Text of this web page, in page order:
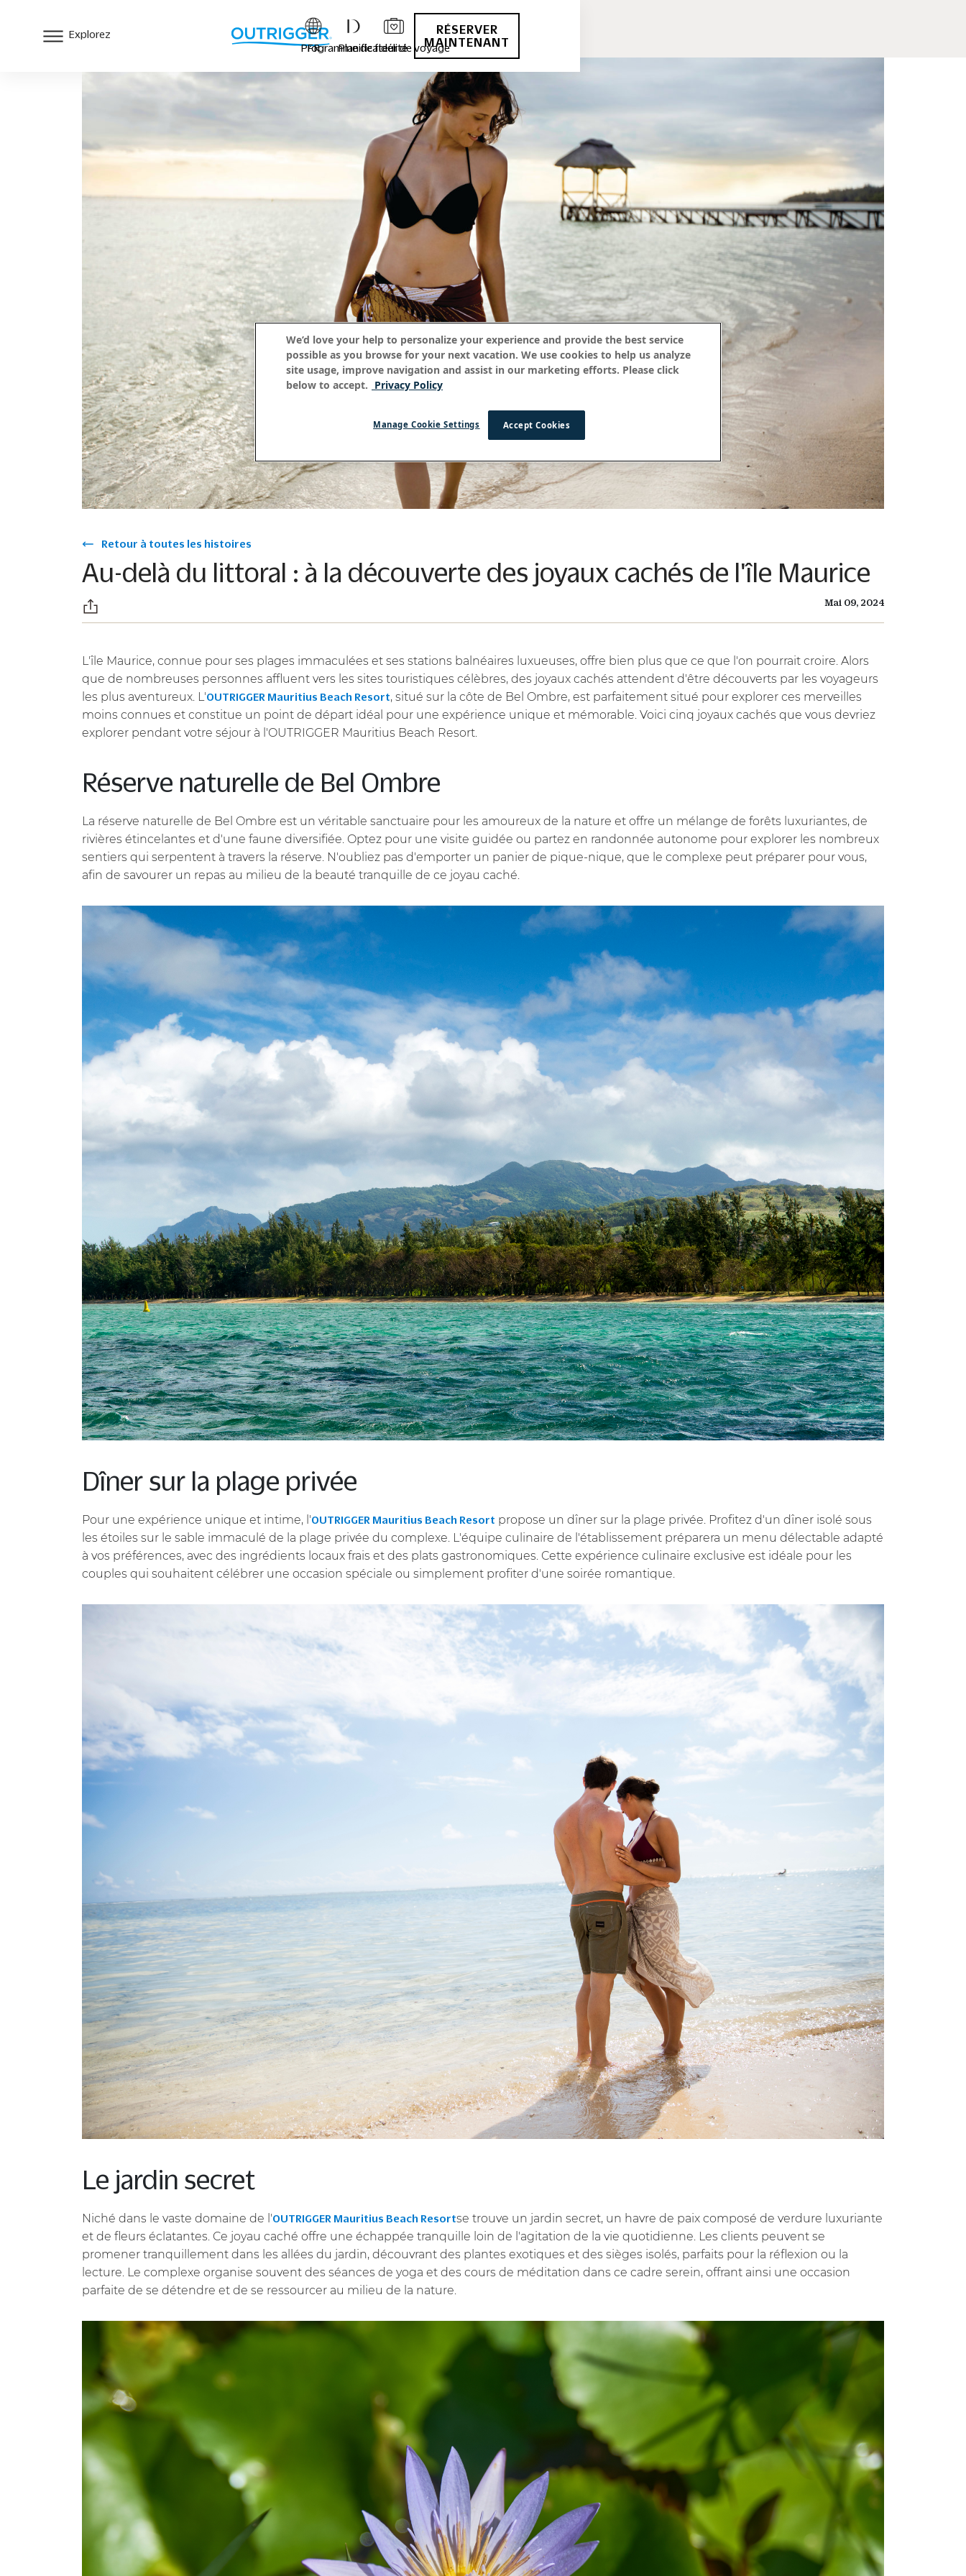
Explorez
FR
Programme de fidélité
Planificateur de voyage
RÉSERVER
MAINTENANT
Retour à toutes les histoires
Au-delà du littoral : à la découverte des joyaux cachés de l'île Maurice
Mai 09, 2024
L'île Maurice, connue pour ses plages immaculées et ses stations balnéaires luxueuses, offre bien plus que ce que l'on pourrait croire. Alors
que de nombreuses personnes affluent vers les sites touristiques célèbres, des joyaux cachés attendent d'être découverts par les voyageurs
les plus aventureux. L'OUTRIGGER Mauritius Beach Resort, situé sur la côte de Bel Ombre, est parfaitement situé pour explorer ces merveilles
moins connues et constitue un point de départ idéal pour une expérience unique et mémorable. Voici cinq joyaux cachés que vous devriez
explorer pendant votre séjour à l'OUTRIGGER Mauritius Beach Resort.
Réserve naturelle de Bel Ombre
La réserve naturelle de Bel Ombre est un véritable sanctuaire pour les amoureux de la nature et offre un mélange de forêts luxuriantes, de
rivières étincelantes et d'une faune diversifiée. Optez pour une visite guidée ou partez en randonnée autonome pour explorer les nombreux
sentiers qui serpentent à travers la réserve. N'oubliez pas d'emporter un panier de pique-nique, que le complexe peut préparer pour vous,
afin de savourer un repas au milieu de la beauté tranquille de ce joyau caché.
Dîner sur la plage privée
Pour une expérience unique et intime, l'OUTRIGGER Mauritius Beach Resort propose un dîner sur la plage privée. Profitez d'un dîner isolé sous
les étoiles sur le sable immaculé de la plage privée du complexe. L'équipe culinaire de l'établissement préparera un menu délectable adapté
à vos préférences, avec des ingrédients locaux frais et des plats gastronomiques. Cette expérience culinaire exclusive est idéale pour les
couples qui souhaitent célébrer une occasion spéciale ou simplement profiter d'une soirée romantique.
Le jardin secret
Niché dans le vaste domaine de l'OUTRIGGER Mauritius Beach Resortse trouve un jardin secret, un havre de paix composé de verdure luxuriante
et de fleurs éclatantes. Ce joyau caché offre une échappée tranquille loin de l'agitation de la vie quotidienne. Les clients peuvent se
promener tranquillement dans les allées du jardin, découvrant des plantes exotiques et des sièges isolés, parfaits pour la réflexion ou la
lecture. Le complexe organise souvent des séances de yoga et des cours de méditation dans ce cadre serein, offrant ainsi une occasion
parfaite de se détendre et de se ressourcer au milieu de la nature.
We’d love your help to personalize your experience and provide the best service
possible as you browse for your next vacation. We use cookies to help us analyze
site usage, improve navigation and assist in our marketing efforts. Please click
below to accept. Privacy Policy
Accept Cookies
Manage Cookie Settings